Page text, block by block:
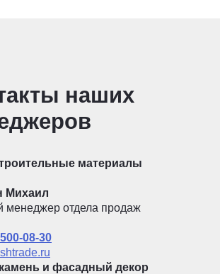
наших
материалы
Михаил
менеджер отдела продаж
08-30
и фасадный декор